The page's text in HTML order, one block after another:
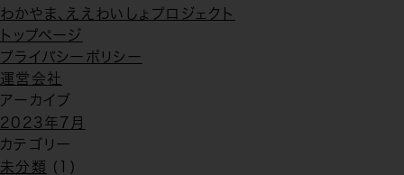
わかやま、ええわいしょプロジェクト
トップページ
プライバシーポリシー
運営会社
アーカイブ
2023年7月
カテゴリー
未分類
(1)